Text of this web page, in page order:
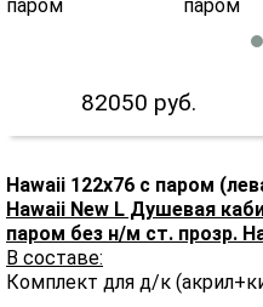
82050 руб.
Hawaii 122x76 с паром
Hawaii New L Душевая
паром без н/м ст. прозр.
В составе:
Комплект для д/к